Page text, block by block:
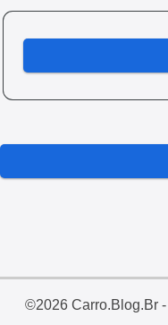
©2026 Carro.Blog.Br -